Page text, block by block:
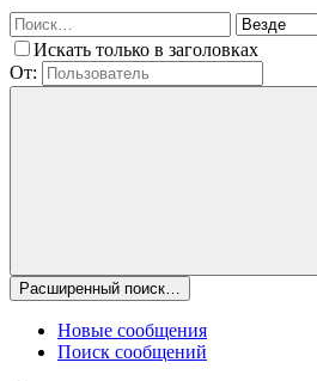
Искать только в заголовках
От:
Расширенный поиск…
Новые сообщения
Поиск сообщений